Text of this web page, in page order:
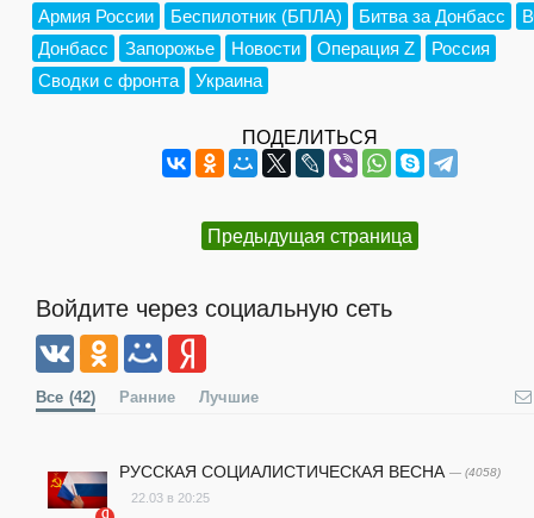
Армия России Беспилотник (БПЛА) Битва за Донбасс
Донбасс
Запорожье Новости Операция Z
Россия
Сводки с фронта
Украина
ПОДЕЛИТЬСЯ
Предыдущая страница
Войдите через социальную сеть
Все (42) Ранние Лучшие
РУССКАЯ СОЦИАЛИСТИЧЕСКАЯ ВЕСНА — (4058)
22.03 в 20:25